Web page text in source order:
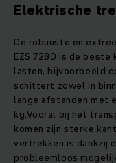
Elektrische
De robuuste en
EZS 7280 is de
lasten, bijvoorbeeld
schittert zowel in
lange afstanden met
kg.Vooral bij het
komen zijn sterke
vertrekken is dankzij
probleemloos